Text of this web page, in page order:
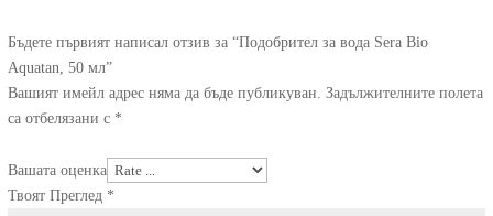
Бъдете първият написал отзив за “Подобрител за вода Sera Bio
Aquatan, 50 мл”
Вашият имейл адрес няма да бъде публикуван. Задължителните полета
са отбелязани с *
Вашата оценка
Твоят Преглед *